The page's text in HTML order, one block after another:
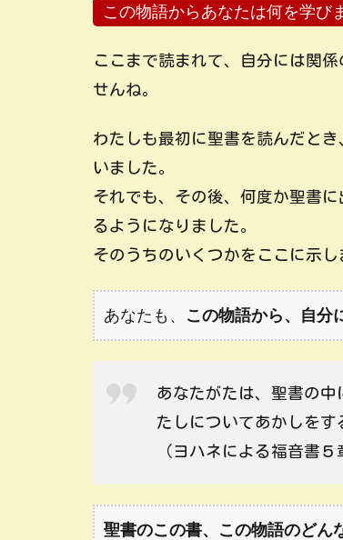
この物語からあなたは何を学び
ここまで読まれて、自分には関
せんね。
わたしも最初に聖書を読んだと
いました。
それでも、その後、何度か聖書
るようになりました。
そのうちのいくつかをここに示し
あなたも、 この物語から、自分
あなたがたは、聖書の
たしについてあかしをす
（ヨハネによる福音書５
聖書のこの書、この物語のどん